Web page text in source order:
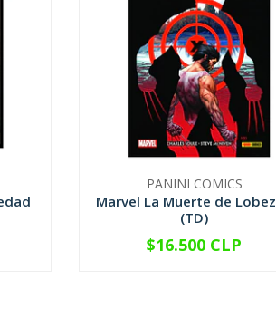
PANINI COMICS
Marvel La Muerte de
(TD)
+
$16.500 CLP